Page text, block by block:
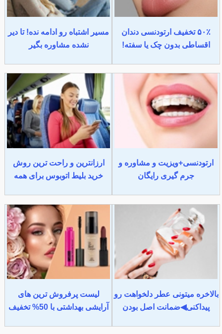
۵۰٪ تخفیف ارتودنسی دندان
اقساطی بدون چک یا سفته!
مسیر اشتباه رو ادامه نده! تا دیر
نشده مشاوره بگیر
ارتودنسی+ویزیت و مشاوره و
جرم گیری رایگان
ارزانترین و راحت ترین روش
خرید بلیط اتوبوس برای همه
بالاخره میتونی عطر دلخواهت رو
پیداکنی◀ضمانت اصل بودن
لیست پرفروش ترین های
آرایشی بهداشتی با 50% تخفیف